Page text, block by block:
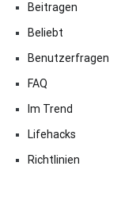
Beitragen
Beliebt
Benutzerfragen
FAQ
Im Trend
Lifehacks
Richtlinien